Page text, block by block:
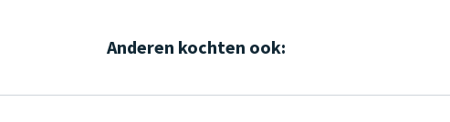
Anderen kochten ook: